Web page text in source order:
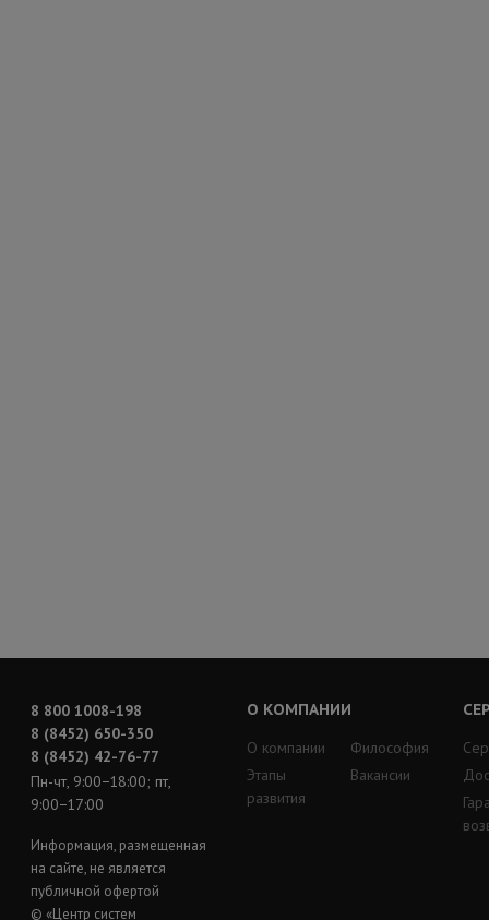
8 800 1008-198
8 (8452) 650-350
8 (8452) 42-76-77
Пн-чт, 9:00−18:00; пт,
9:00−17:00
Информация, размещенная
на сайте, не является
публичной офертой
© «Центр систем
О КОМПАНИИ
О компании
Этапы
развития
Философия
Вакансии